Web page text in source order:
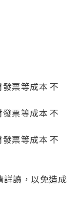
票等成本 不
票等成本 不
票等成本 不
詳讀，以免造成